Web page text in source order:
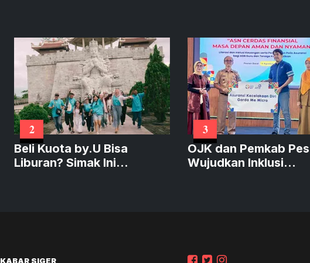
2
Beli Kuota by.U Bisa
Liburan? Simak Ini
3
OJK dan Pemkab
Wujudkan Inklusi
KABAR SIGER